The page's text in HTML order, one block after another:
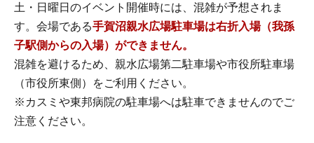
土・日曜日のイベント開催時には、混雑が予想されま
す。会場である手賀沼親水広場駐車場は右折入場（我孫
子駅側からの入場）ができません。
混雑を避けるため、親水広場第二駐車場や市役所駐車場
（市役所東側）をご利用ください。
※カスミや東邦病院の駐車場へは駐車できませんのでご
注意ください。